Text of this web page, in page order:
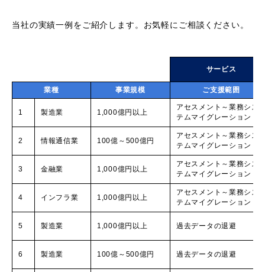
当社の実績一例をご紹介します。お気軽にご相談ください。
サービス
業種 事業規模 ご支援範囲
1 製造業 1,000億円以上
アセスメント～業務シス
テムマイグレーション
2 情報通信業 100億～500億円
アセスメント～業務シス
テムマイグレーション
3 金融業 1,000億円以上
アセスメント～業務シス
テムマイグレーション
4 インフラ業 1,000億円以上
アセスメント～業務シス
テムマイグレーション
5 製造業 1,000億円以上 過去データの退避
6 製造業 100億～500億円 過去データの退避